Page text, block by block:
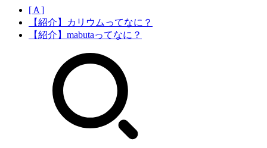
[Ａ]
【紹介】カリウムってなに？
【紹介】mabutaってなに？